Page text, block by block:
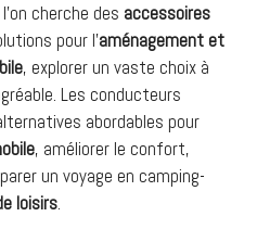
cherche des accessoires
pour l’aménagement et
, explorer un vaste choix à
Les conducteurs
abordables pour
, améliorer le confort,
un voyage en camping-
loisirs.